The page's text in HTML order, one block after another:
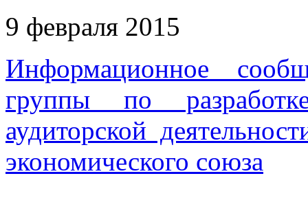
9 февраля 2015
Информационное
группы по
аудиторской
экономического союза